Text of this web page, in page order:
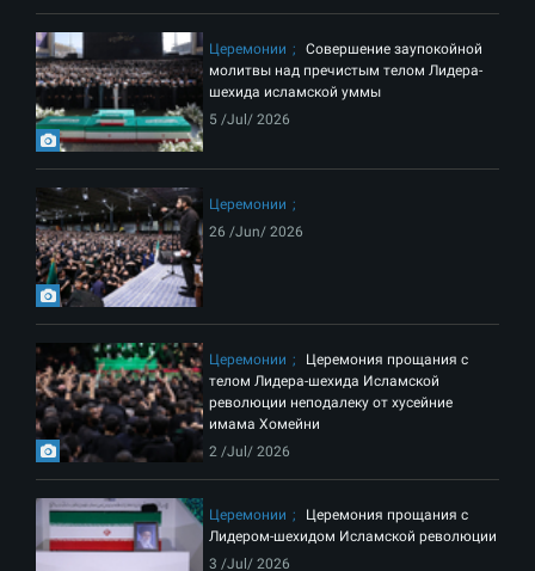
Церемонии
Совершение заупокойной
молитвы над пречистым телом Лидера-
шехида исламской уммы
5 /Jul/ 2026
Церемонии
26 /Jun/ 2026
Церемонии
Церемония прощания с
телом Лидера-шехида Исламской
революции неподалеку от хусейние
имама Хомейни
2 /Jul/ 2026
Церемонии
Церемония прощания с
Лидером-шехидом Исламской революции
3 /Jul/ 2026